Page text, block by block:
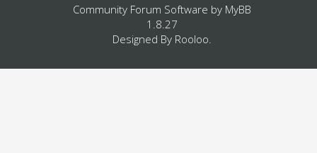
Community Forum Software by MyBB
1.8.27
Designed By Rooloo